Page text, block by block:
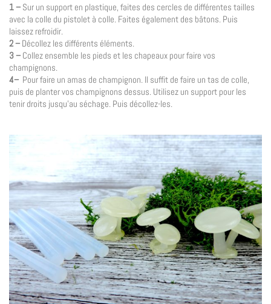
1 – Sur un support en plastique, faites des cercles de différentes tailles
avec la colle du pistolet à colle. Faites également des bâtons. Puis
laissez refroidir.
2 – Décollez les différents éléments.
3 – Collez ensemble les pieds et les chapeaux pour faire vos
champignons.
4– Pour faire un amas de champignon. Il suffit de faire un tas de colle,
puis de planter vos champignons dessus. Utilisez un support pour les
tenir droits jusqu’au séchage. Puis décollez-les.